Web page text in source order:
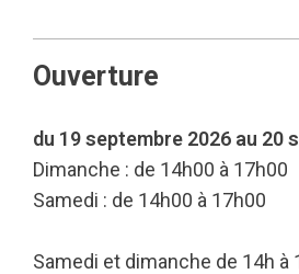
Ouverture
du 19 septembre 2026 au 20
Dimanche : de 14h00 à 17h00
Samedi : de 14h00 à 17h00
Samedi et dimanche de 14h à